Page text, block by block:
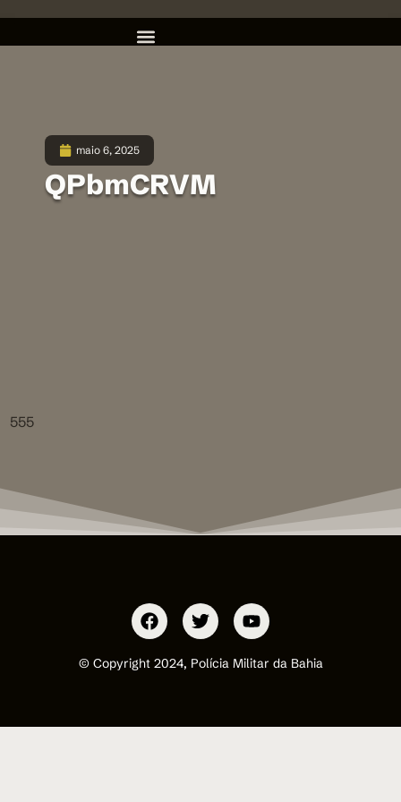
maio 6, 2025
QPbmCRVM
555
© Copyright 2024, Polícia Militar da Bahia